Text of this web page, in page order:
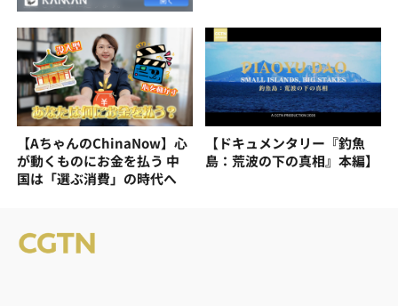
【AちゃんのChinaNow】心
が動くものにお金を払う 中
国は「選ぶ消費」の時代へ
【ドキュメンタリー『釣魚
島：荒波の下の真相』本編】